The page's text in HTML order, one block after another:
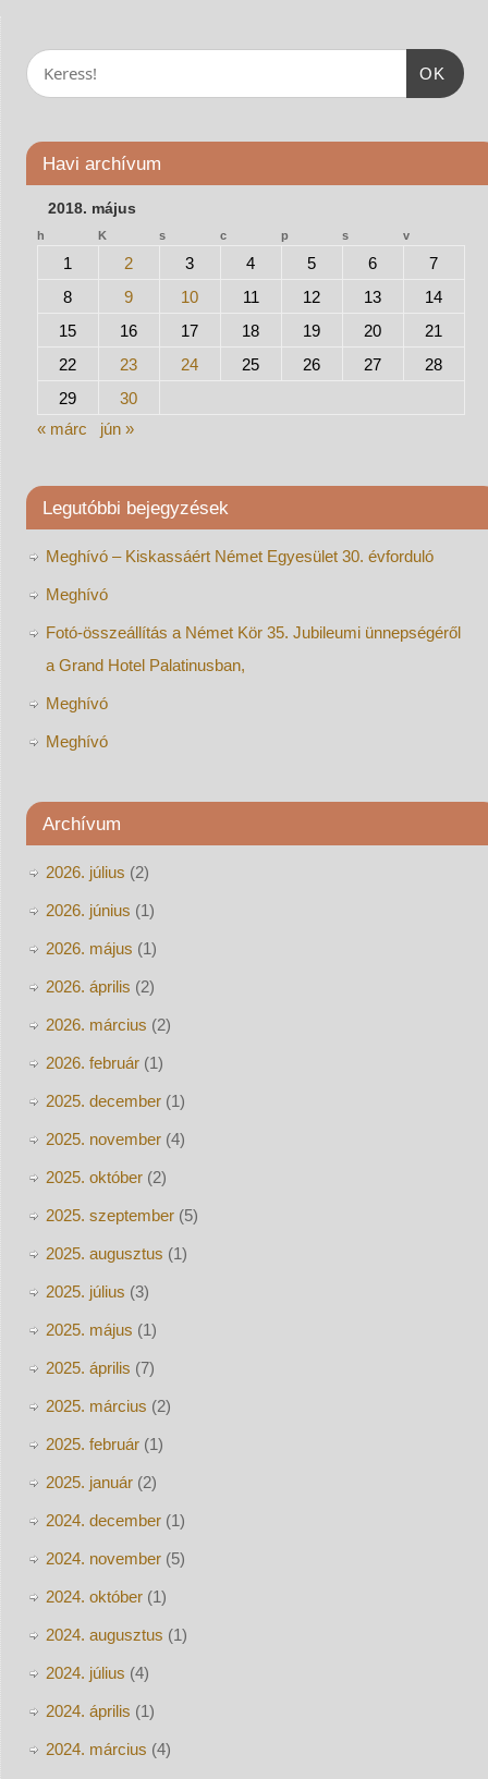
OK
Havi archívum
2018. május
h K s c p s v
1 2 3 4 5 6
7
8
9 10 11 12 13
14
15
16 17 18 19 20
21
22
23 24 25 26 27
28
29
30
« márc
jún »
Legutóbbi bejegyzések
Meghívó – Kiskassáért Német Egyesület 30. évforduló
Meghívó
Fotó-összeállítás a Német Kör 35. Jubileumi ünnepségéről
a Grand Hotel Palatinusban,
Meghívó
Meghívó
Archívum
2026. július (2)
2026. június (1)
2026. május (1)
2026. április (2)
2026. március (2)
2026. február(1)
2025. december(1)
2025. november(4)
2025. október(2)
2025. szeptember(5)
2025. augusztus (1)
2025. július (3)
2025. május (1)
2025. április (7)
2025. március (2)
2025. február(1)
2025. január(2)
2024. december(1)
2024. november(5)
2024. október(1)
2024. augusztus (1)
2024. július (4)
2024. április (1)
2024. március (4)